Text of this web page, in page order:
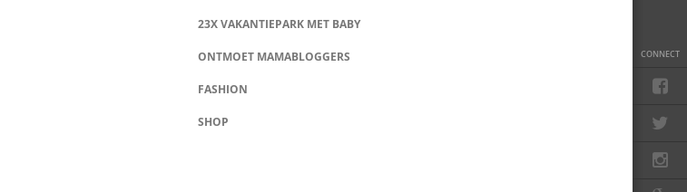
CONNECT
23X VAKANTIEPARK MET BABY
ONTMOET MAMABLOGGERS
FASHION
SHOP